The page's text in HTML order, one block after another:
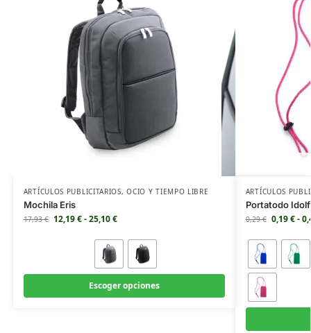
ARTÍCULOS PUBLICITARIOS,OCIO Y TIEMPO LIBRE
Mochila Eris
17,93€ 12,19€-25,10€
Escoger opciones
ARTÍCULOS
Portatodo Idolf
0,29€ 0,19€-